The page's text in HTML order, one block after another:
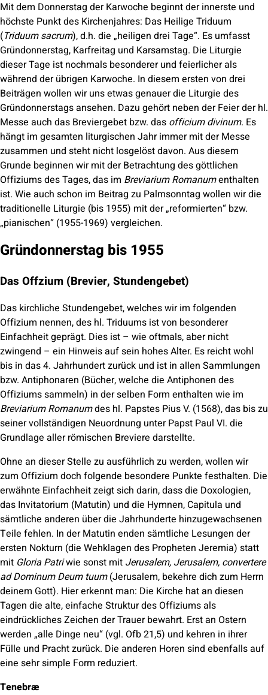
Mit dem Donnerstag der Karwoche beginnt der innerste und
höchste Punkt des Kirchenjahres: Das Heilige Triduum
(Triduum sacrum), d.h. die „heiligen drei Tage“. Es umfasst
Gründonnerstag, Karfreitag und Karsamstag. Die Liturgie
dieser Tage ist nochmals besonderer und feierlicher als
während der übrigen Karwoche. In diesem ersten von drei
Beiträgen wollen wir uns etwas genauer die Liturgie des
Gründonnerstags ansehen. Dazu gehört neben der Feier der hl.
Messe auch das Breviergebet bzw. das officium divinum. Es
hängt im gesamten liturgischen Jahr immer mit der Messe
zusammen und steht nicht losgelöst davon. Aus diesem
Grunde beginnen wir mit der Betrachtung des göttlichen
Offiziums des Tages, das im Breviarium Romanumenthalten
ist. Wie auch schon im Beitrag zu Palmsonntag wollen wir die
traditionelle Liturgie (bis 1955) mit der „reformierten“ bzw.
„pianischen“ (1955-1969) vergleichen.
Gründonnerstag bis 1955
Das Offzium (Brevier, Stundengebet)
Das kirchliche Stundengebet, welches wir im folgenden
Offizium nennen, des hl. Triduums ist von besonderer
Einfachheit geprägt. Dies ist – wie oftmals, aber nicht
zwingend – ein Hinweis auf sein hohes Alter. Es reicht wohl
bis in das 4. Jahrhundert zurück und ist in allen Sammlungen
bzw. Antiphonaren (Bücher, welche die Antiphonen des
Offiziums sammeln) in der selben Form enthalten wie im
Breviarium Romanumdes hl. Papstes Pius V. (1568), das bis zu
seiner vollständigen Neuordnung unter Papst Paul VI. die
Grundlage aller römischen Breviere darstellte.
Ohne an dieser Stelle zu ausführlich zu werden, wollen wir
zum Offizium doch folgende besondere Punkte festhalten. Die
erwähnte Einfachheit zeigt sich darin, dass die Doxologien,
das Invitatorium (Matutin) und die Hymnen, Capitula und
sämtliche anderen über die Jahrhunderte hinzugewachsenen
Teile fehlen. In der Matutin enden sämtliche Lesungen der
ersten Nokturn (die Wehklagen des Propheten Jeremia) statt
mit Gloria Patriwie sonst mit Jerusalem, Jerusalem, convertere
ad Dominum Deum tuum(Jerusalem, bekehre dich zum Herrn
deinem Gott). Hier erkennt man: Die Kirche hat an diesen
Tagen die alte, einfache Struktur des Offiziums als
eindrückliches Zeichen der Trauer bewahrt. Erst an Ostern
werden „alle Dinge neu“ (vgl. Ofb 21,5) und kehren in ihrer
Fülle und Pracht zurück. Die anderen Horen sind ebenfalls auf
eine sehr simple Form reduziert.
Tenebræ